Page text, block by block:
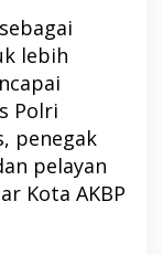
lebih
Polri
penegak
pelayan
Kota AKBP